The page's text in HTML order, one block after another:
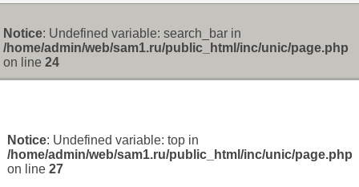
Notice: Undefined variable: search_bar in
/home/admin/web/sam1.ru/public_html/inc/unic/page.php
on line24
Notice: Undefined variable: top in
/home/admin/web/sam1.ru/public_html/inc/unic/page.php
on line 27